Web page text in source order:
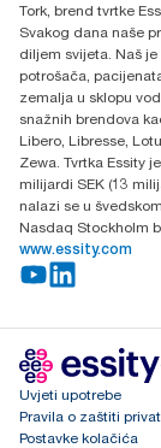
H-1021
Budakeszi
Tork, brend tvrtke
Svakog dana naše
diljem svijeta. Naš
potrošača,
zemalja u sklopu
snažnih brendova
Libero, Libresse,
Zewa. Tvrtka Essity
milijardi SEK (13
nalazi se u
Nasdaq Stockholm
www.essity.com
Uvjeti upotrebe
Pravila o zaštiti
Postavke kolačića